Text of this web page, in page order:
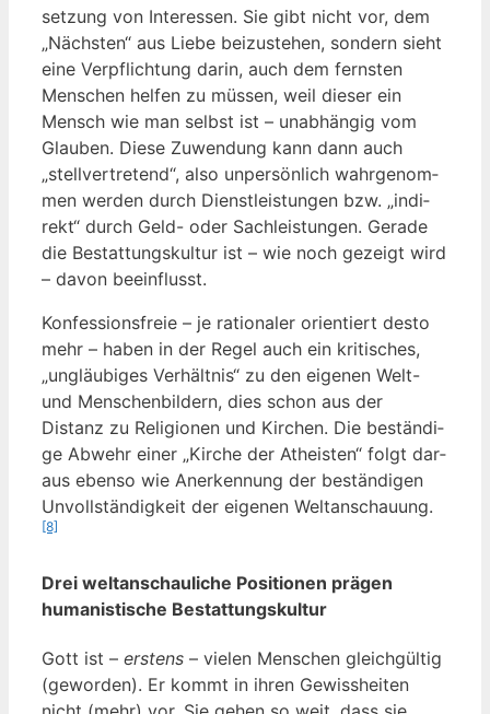
set­zung von Inter­es­sen. Sie gibt nicht vor, dem
„Nächs­ten“ aus Lie­be bei­zu­ste­hen, son­dern sieht
eine Ver­pflich­tung dar­in, auch dem ferns­ten
Men­schen hel­fen zu müs­sen, weil die­ser ein
Mensch wie man selbst ist – unab­hän­gig vom
Glau­ben. Die­se Zuwen­dung kann dann auch
„stell­ver­tre­tend“, also unper­sön­lich wahr­ge­nom­
men wer­den durch Dienst­leis­tun­gen bzw. „indi­
rekt“ durch Geld- oder Sach­leis­tun­gen. Gera­de
die Bestat­tungs­kul­tur ist – wie noch gezeigt wird
– davon beeinflusst.
Kon­fes­si­ons­freie – je ratio­na­ler ori­en­tiert des­to
mehr – haben in der Regel auch ein kri­ti­sches,
„ungläu­bi­ges Ver­hält­nis“ zu den eige­nen Welt-
und Men­schen­bil­dern, dies schon aus der
Distanz zu Reli­gio­nen und Kir­chen. Die bestän­di­
ge Abwehr einer „Kir­che der Athe­is­ten“ folgt dar­
aus eben­so wie Aner­ken­nung der bestän­di­gen
Unvoll­stän­dig­keit der eige­nen Welt­an­schau­ung.
[8]
Drei weltanschauliche Positionen prägen
humanistische Bestattungskultur
Gott ist – ers­tens – vie­len Men­schen gleich­gül­tig
(gewor­den). Er kommt in ihren Gewiss­hei­ten